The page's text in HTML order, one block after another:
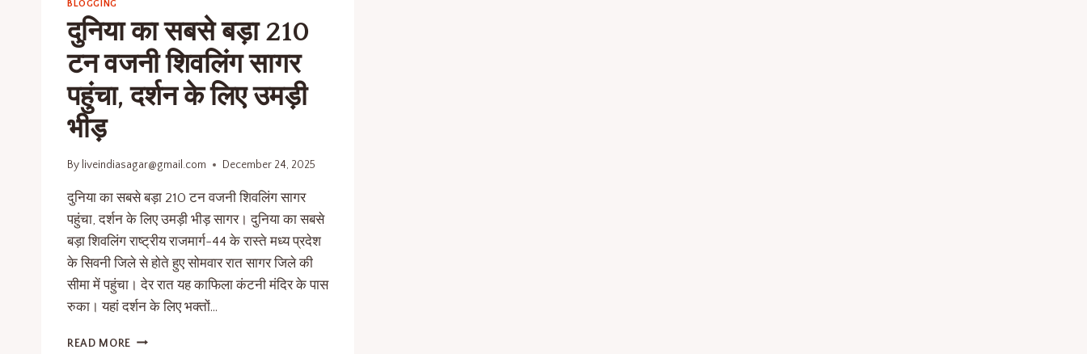
BLOGGING
दुनिया का सबसे बड़ा 210
टन वजनी शिवलिंग सागर
पहुंचा, दर्शन के लिए उमड़ी
भीड़
By liveindiasagar@gmail.com December 24, 2025
दुनिया का सबसे बड़ा 210 टन वजनी शिवलिंग सागर
पहुंचा, दर्शन के लिए उमड़ी भीड़ सागर। दुनिया का सबसे
बड़ा शिवलिंग राष्ट्रीय राजमार्ग-44 के रास्ते मध्य प्रदेश
के सिवनी जिले से होते हुए सोमवार रात सागर जिले की
सीमा में पहुंचा। देर रात यह काफिला कंटनी मंदिर के पास
रुका। यहां दर्शन के लिए भक्तों…
READ MORE